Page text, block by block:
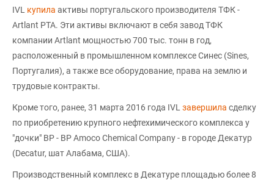
IVL купила активы португальского производителя ТФК -
Artlant PTA. Эти активы включают в себя завод ТФК
компании Artlant мощностью 700 тыс. тонн в год,
расположенный в промышленном комплексе Синес (Sines,
Португалия), а также все оборудование, права на землю и
трудовые контракты.
Кроме того, ранее, 31 марта 2016 года IVL завершила сделку
по приобретению крупного нефтехимического комплекса у
"дочки" BP - BP Amoco Chemical Company - в городе Декатур
(Decatur, шат Алабама, США).
Производственный комплекс в Декатуре площадью более 8